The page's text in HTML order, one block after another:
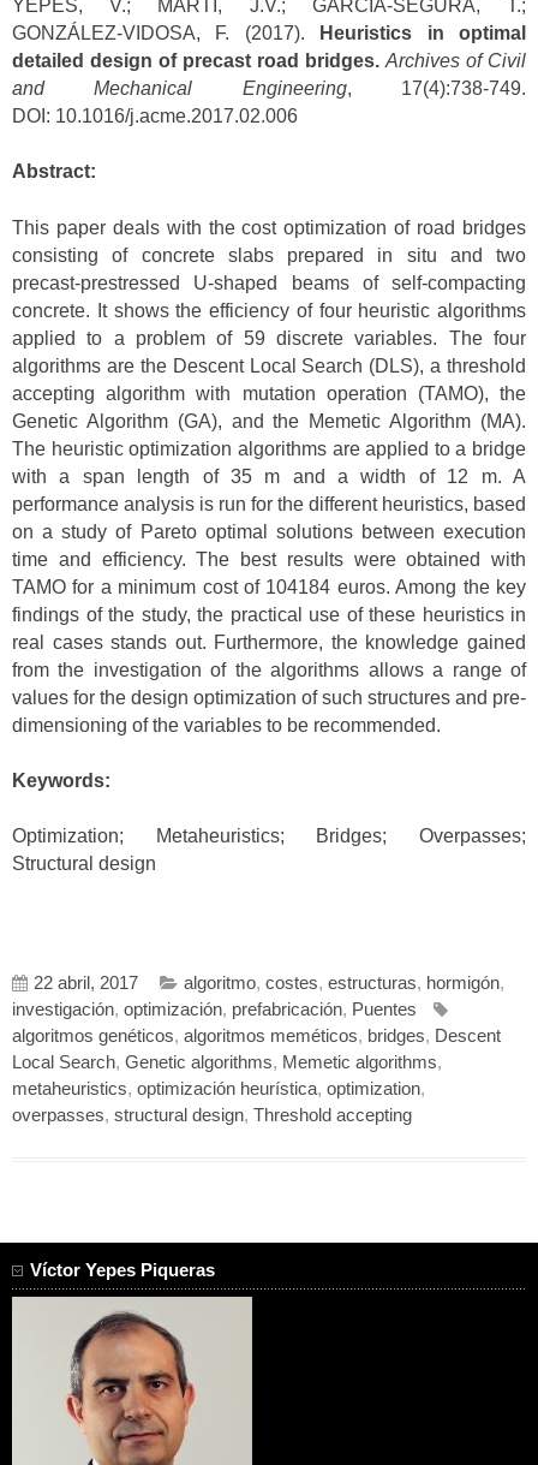
YEPES, V.; MARTÍ, J.V.; GARCÍA-SEGURA, T.;
GONZÁLEZ-VIDOSA, F. (2017).
Heuristics in optimal
detailed design of precast road bridges. Archives of Civil
and Mechanical Engineering, 17(4):738-749.
DOI: 10.1016/j.acme.2017.02.006
Abstract:
This paper deals with the cost optimization of road bridges
consisting of concrete slabs prepared in situ and two
precast-prestressed U-shaped beams of self-compacting
concrete. It shows the efficiency of four heuristic algorithms
applied to a problem of 59 discrete variables. The four
algorithms are the Descent Local Search (DLS), a threshold
accepting algorithm with mutation operation (TAMO), the
Genetic Algorithm (GA), and the Memetic Algorithm (MA).
The heuristic optimization algorithms are applied to a bridge
with a span length of 35 m and a width of 12 m. A
performance analysis is run for the different heuristics, based
on a study of Pareto optimal solutions between execution
time and efficiency. The best results were obtained with
TAMO for a minimum cost of 104184 euros. Among the key
findings of the study, the practical use of these heuristics in
real cases stands out. Furthermore, the knowledge gained
from the investigation of the algorithms allows a range of
values for the design optimization of such structures and pre-
dimensioning of the variables to be recommended.
Keywords:
Optimization; Metaheuristics; Bridges; Overpasses;
Structural design
22 abril, 2017 algoritmo, costes, estructuras, hormigón,
investigación, optimización, prefabricación, Puentes
algoritmos genéticos, algoritmos meméticos, bridges, Descent
Local Search, Genetic algorithms, Memetic algorithms,
metaheuristics, optimización heurística, optimization,
overpasses, structural design, Threshold accepting
Víctor Yepes Piqueras